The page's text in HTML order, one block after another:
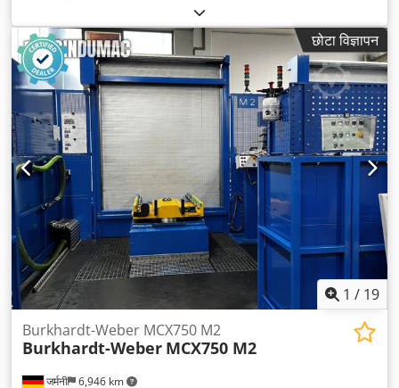
छोटा विज्ञापन
1 / 19
जर्मनी 6,946 km
Burkhardt-Weber MCX750 M2
Burkhardt-Weber MCX750 M2